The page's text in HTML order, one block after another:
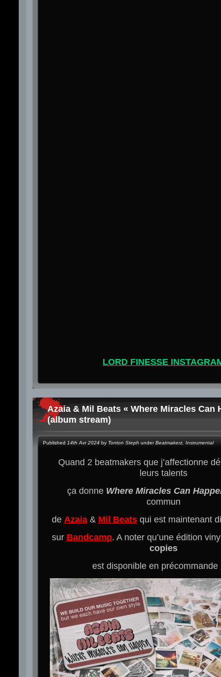
LORD FINESSE
Azaia & Mil Beats « Where Miracles Can
(album stream)
Published 14th Avr 2024 by Tonton Steph underBeatmakerz Instrumental
Quand 2 beatmakers que j’affectionne
leurs talents
ça donne Where Miracles Can
commun
de Azaia& Mil Beatsqui est maintenant
sur Bandcamp. A noter qu’une édition
copies
est disponible en précommande